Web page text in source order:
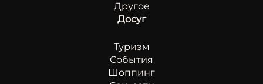
Другое
Досуг
Туризм
События
Шоппинг